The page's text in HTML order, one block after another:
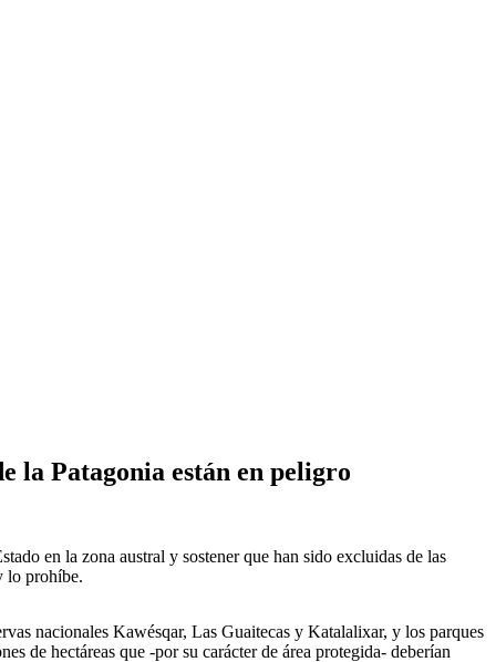
la Patagonia están en peligro
en la zona austral y sostener que han sido excluidas de las
lo prohíbe.
nacionales Kawésqar, Las Guaitecas y Katalalixar, y los parques
de hectáreas que -por su carácter de área protegida- deberían